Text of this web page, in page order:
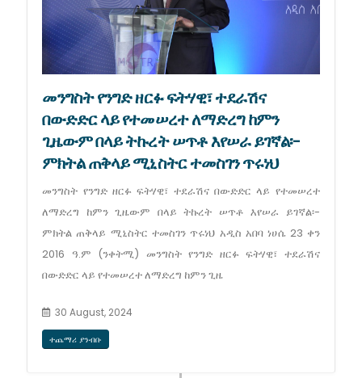
መንግስት የንግድ ዘርፉ ፍትሃዊ፣ ተደራሽና
በውድድር ላይ የተመሠረተ ለማድረግ ከምን
ጊዜውም በላይ ትኩረት ሠጥቶ እየሠራ ይገኛል፡-
ምክትል ጠቅላይ ሚኒስትር ተመስገን ጥሩነህ
መንግስት የንግድ ዘርፉ ፍትሃዊ፣ ተደራሽና በውድድር ላይ የተመሠረተ
ለማድረግ ከምን ጊዜውም በላይ ትኩረት ሠጥቶ እየሠራ ይገኛል፡-
ምክትል ጠቅላይ ሚኒስትር ተመስገን ጥሩነህ አዲስ አበባ ነሀሴ 23 ቀን
2016 ዓ.ም (ንቀትሚ) መንግስት የንግድ ዘርፉ ፍትሃዊ፣ ተደራሽና
በውድድር ላይ የተመሠረተ ለማድረግ ከምን ጊዜ
30 August, 2024
ተጨማሪ ያንብቡ